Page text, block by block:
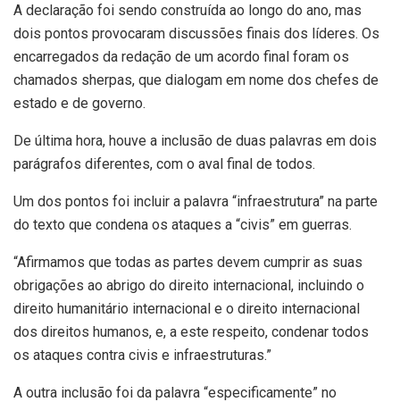
A declaração foi sendo construída ao longo do ano, mas
dois pontos provocaram discussões finais dos líderes. Os
encarregados da redação de um acordo final foram os
chamados sherpas, que dialogam em nome dos chefes de
estado e de governo.
De última hora, houve a inclusão de duas palavras em dois
parágrafos diferentes, com o aval final de todos.
Um dos pontos foi incluir a palavra “infraestrutura” na parte
do texto que condena os ataques a “civis” em guerras.
“Afirmamos que todas as partes devem cumprir as suas
obrigações ao abrigo do direito internacional, incluindo o
direito humanitário internacional e o direito internacional
dos direitos humanos, e, a este respeito, condenar todos
os ataques contra civis e infraestruturas.”
A outra inclusão foi da palavra “especificamente” no